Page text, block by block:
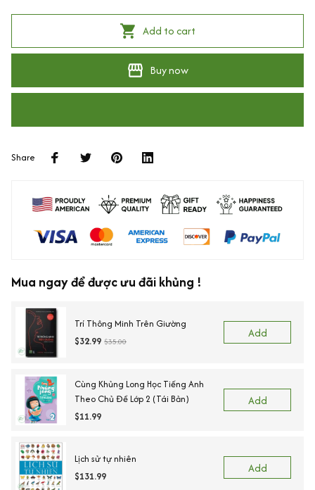
Add to cart
Buy now
Share
Mua ngay để được ưu đãi khủng !
Trí Thông Minh Trên Giường
$32.99 $35.00
Add
Cùng Khủng Long Học Tiếng Anh
Theo Chủ Đề Lớp 2 (Tái Bản)
$11.99
Add
Lịch sử tự nhiên
$131.99
Add